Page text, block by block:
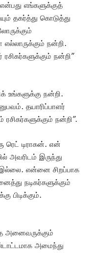
எங்களுக்குத்
தகர்த்து கொடுத்து
எல்லாருக்கும் நன்றி.
நன்றி”
உங்களுக்கு நன்றி.
தயாரிப்பாளர்
ரசிகர்களுக்கும் நன்றி”.
ரெட் டிராகன். என்
அவரிடம் இருந்து
என்னை சிறப்பாக
நடிகர்களுக்கும்
பிடிக்கும்.
அனைவருக்கும்
அமைந்து